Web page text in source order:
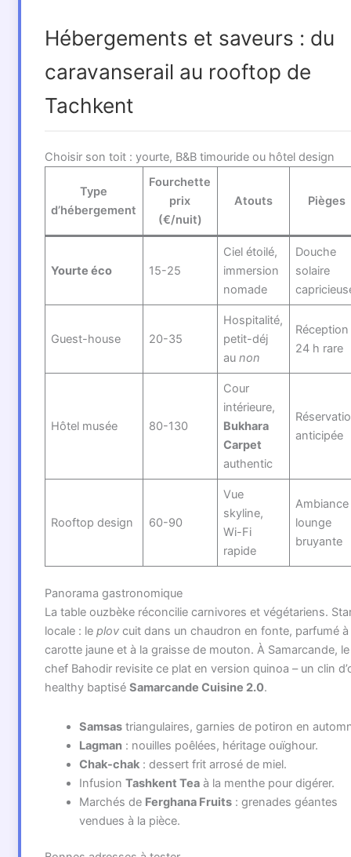
Hébergements et saveurs : du
caravanserail au rooftop de
Tachkent
Choisir son toit : yourte, B&B timouride ou hôtel design
Type
d’hébergement
Fourchette
prix
(€/nuit)
Atouts Pièges
Yourte éco 15-25
Ciel étoilé,
immersion
nomade
Douche
solaire
Guest-house 20-35
Hospitalité,
petit-déj
aunon
Réception
24 h rare
Hôtel musée 80-130
Cour
intérieure,
Bukhara
Carpet
authentic
anticipée
Rooftop design 60-90
Vue
skyline,
Wi-Fi
rapide
Ambiance
lounge
bruyante
Panorama gastronomique
La table ouzbèke réconcilie carnivores et végétariens.
locale : le plovcuit dans un chaudron en fonte, parfumé à
carotte jaune et à la graisse de mouton. À Samarcande, le
chef Bahodir revisite ce plat en version quinoa – un clin
healthy baptisé Samarcande Cuisine 2.0.
Samsastriangulaires, garnies de potiron en
Lagman: nouilles poêlées, héritage ouïghour.
Chak-chak: dessert frit arrosé de miel.
Infusion Tashkent Teaà la menthe pour digérer.
Marchés de Ferghana Fruits: grenades géantes
vendues à la pièce.